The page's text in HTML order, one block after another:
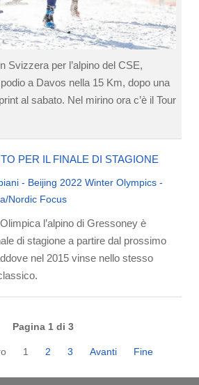
Svizzera per l’alpino del CSE,
a Davos nella 15 Km, dopo una
al sabato. Nel mirino ora c’è il Tour
PER IL FINALE DI STAGIONE
l’alpino di Gressoney è
di stagione a partire dal prossimo
nel 2015 vinse nello stesso
Pagina 1 di 3
1 2 3 Avanti Fine